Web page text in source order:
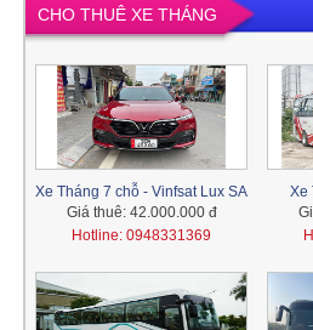
CHO THUÊ XE THÁNG
Xe Tháng 7 chỗ - Vinfsat Lux SA
Giá thuê: 42.000.000 đ
Hotline: 0948331369
Xe